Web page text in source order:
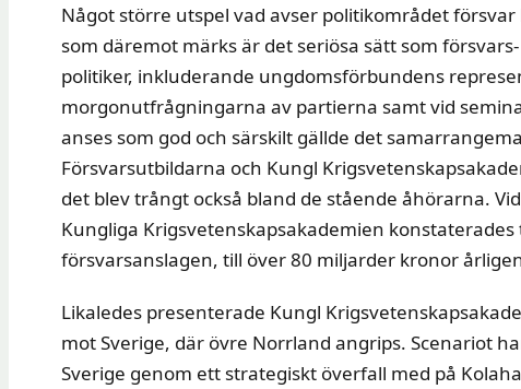
Något större utspel vad avser politikområdet
som däremot märks är det seriösa sätt som
politiker, inkluderande ungdomsförbundens
morgonutfrågningarna av partierna samt vid
anses som god och särskilt gällde det
Försvarsutbildarna och Kungl
det blev trångt också bland de stående åhörarna.
Kungliga Krigsvetenskapsakademien
försvarsanslagen, till över 80 miljarder kronor
Likaledes presenterade Kungl
mot Sverige, där övre Norrland angrips. Scenariot
Sverige genom ett strategiskt överfall med på